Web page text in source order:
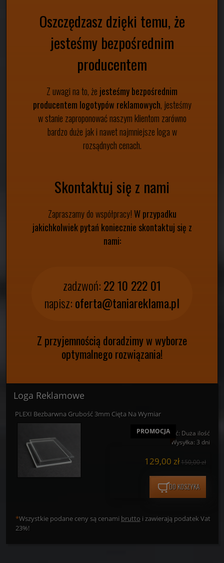
Oszczędzasz dzięki temu, że
jesteśmy bezpośrednim
producentem
Z uwagi na to, że jesteśmy bezpośrednim
producentem logotypów reklamowych, jesteśmy
w stanie zaproponować naszym klientom zarówno
bardzo duże jak i nawet najmniejsze loga w
rozsądnych cenach.
Skontaktuj się z nami
Zapraszamy do współpracy!W przypadku
jakichkolwiek pytań koniecznie skontaktuj się z
nami:
zadzwoń:22 10 222 01
napisz:oferta@taniareklama.pl
Z przyjemnością doradzimy w wyborze
optymalnego rozwiązania!
Loga Reklamowe
PLEXI Bezbarwna Grubość 3mm Cięta Na Wymiar
Dostępność: Duża ilość
Wysyłka: 3 dni
129,00 zł150,00 zł
DO KOSZYKA
PROMOCJA
*Wszystkie podane ceny są cenami brutto i zawierają podatek Vat
23%!